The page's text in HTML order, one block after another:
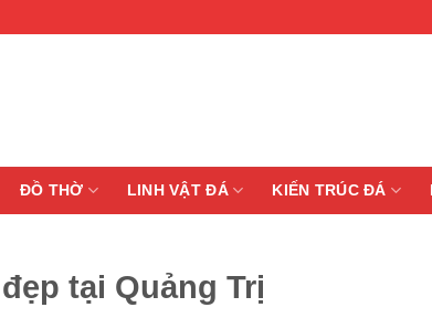
ĐỒ THỜ LINH VẬT ĐÁ KIẾN TRÚC ĐÁ
tại Quảng Trị